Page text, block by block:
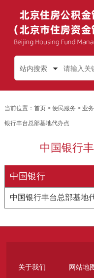
站内搜索
当前位置： 首页> 便民服务 > 业
银行丰台总部基地代办点
中国银行
中国银行
中国银行丰台总部基地
关于我们
网站地